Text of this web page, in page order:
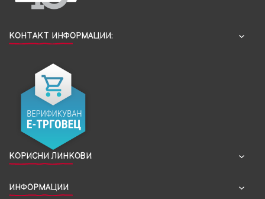
КОНТАКТ ИНФОРМАЦИИ:
КОРИСНИ ЛИНКОВИ
ИНФОРМАЦИИ